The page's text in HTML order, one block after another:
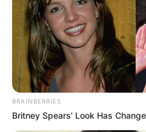
BRAINBERRIES
Britney Spears' Look Has